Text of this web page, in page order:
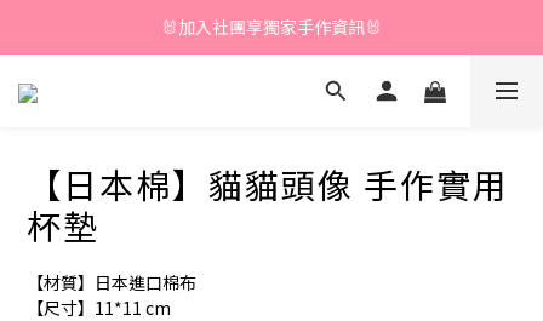
\ 加入會員享獨家折扣 /
🐰加入社團享獨家手作資訊🐰
👨老爸不說，但老爸要 88｜8.6~8.12  💙
【日本棉】貓貓頭像 手作實用
杯墊
【材質】日本進口棉布
【尺寸】11*11 cm